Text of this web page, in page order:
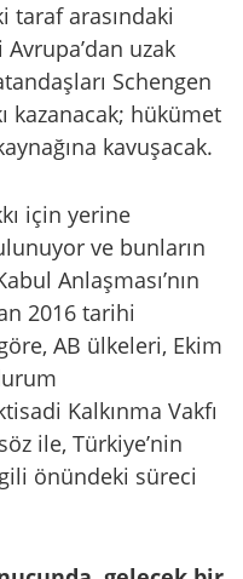
taraf arasındaki
uzak
Schengen
kazanacak; hükümet
kavuşacak.
için yerine
ve bunların
Anlaşması’nın
2016 tarihi
AB ülkeleri, Ekim
Kalkınma Vakfı
ile, Türkiye’nin
önündeki süreci